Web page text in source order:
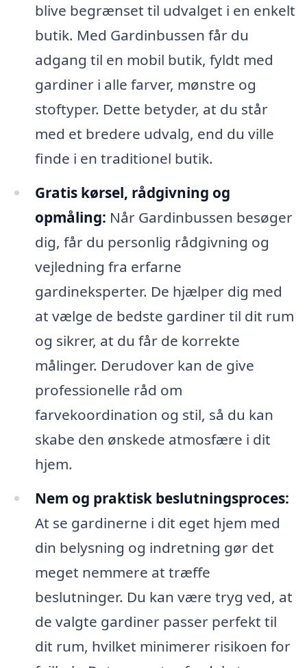
blive begrænset til udvalget i en enkelt
butik. Med Gardinbussen får du
adgang til en mobil butik, fyldt med
gardiner i alle farver, mønstre og
stoftyper. Dette betyder, at du står
med et bredere udvalg, end du ville
finde i en traditionel butik.
Gratis kørsel, rådgivning og
opmåling: Når Gardinbussen besøger
dig, får du personlig rådgivning og
vejledning fra erfarne
gardineksperter. De hjælper dig med
at vælge de bedste gardiner til dit rum
og sikrer, at du får de korrekte
målinger. Derudover kan de give
professionelle råd om
farvekoordination og stil, så du kan
skabe den ønskede atmosfære i dit
hjem.
Nem og praktisk beslutningsproces:
At se gardinerne i dit eget hjem med
din belysning og indretning gør det
meget nemmere at træffe
beslutninger. Du kan være tryg ved, at
de valgte gardiner passer perfekt til
dit rum, hvilket minimerer risikoen for